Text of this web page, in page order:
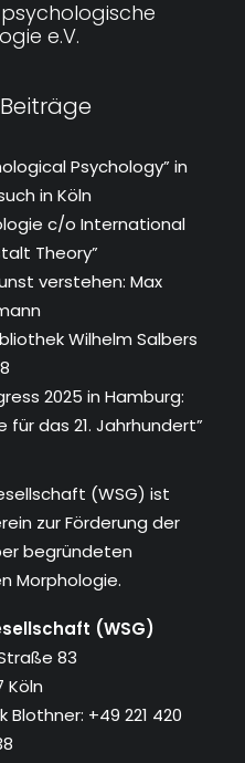
e.V.
Psychology” in
in Köln
c/o International
Theory”
verstehen: Max
Wilhelm Salbers
2025 in Hamburg:
das 21. Jahrhundert”
(WSG) ist
zur Förderung der
begründeten
Morphologie.
(WSG)
83
Köln
Blothner: +49 221 420